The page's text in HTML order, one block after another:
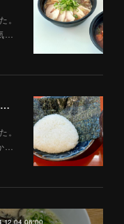
。
…
「数百万円の売上は諦めました」 全東信破産で飲食店はどうなったのか？ 被害を受けた飲食店店主に聞いた（Yahoo!ニュース）7/17
。
…
06:00